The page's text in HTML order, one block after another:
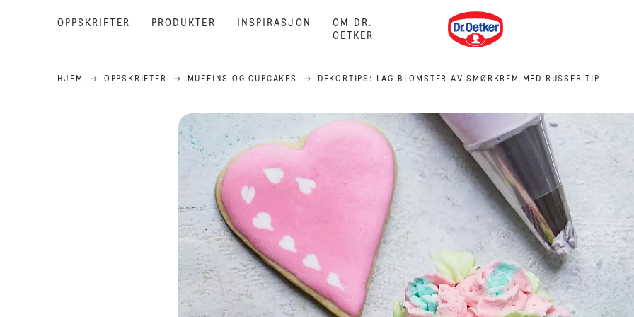
OPPSKRIFTER PRODUKTER INSPIRASJON
OM DR.
OETKER
Dr. Oetker
HJEM OPPSKRIFTER MUFFINS OG CUPCAKES DEKORTIPS: LAG BLOMSTER AV SMØRKREM MED RUSSER TIP